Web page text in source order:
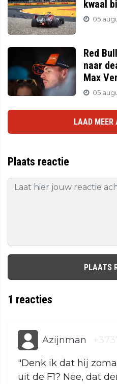
kwaal
05
Red
naar
Max
05
LAAD MEER
Plaats reactie
PLAATS
1 reacties
Azijnman
"Denk ik dat hij
uit de F1? Nee, dat